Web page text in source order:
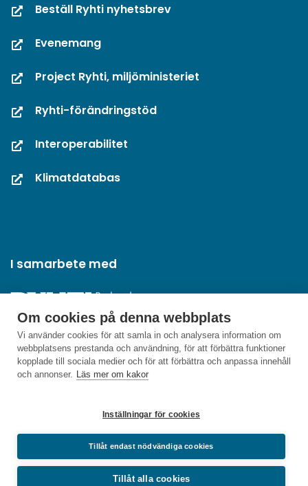
Om cookies på denna webbplats
Vi använder cookies för att samla in och analysera information om
webbplatsens prestanda och användning, för att förbättra funktioner
kopplade till sociala medier och för att förbättra och anpassa innehåll
och annonser. Läs mer om kakor
Inställningar för cookies
Tillåt endast nödvändiga cookies
Tillåt alla cookies
Beställ Ryhti nyhetsbrev
Evenemang
Project Ryhti, miljöministeriet
Ryhti-förändringstöd
Interoperabilitet
Klimatdatabas
I samarbete med